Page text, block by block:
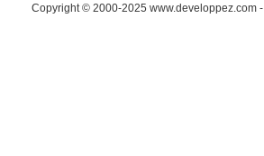
Copyright © 2000-2025 www.developpez.com -